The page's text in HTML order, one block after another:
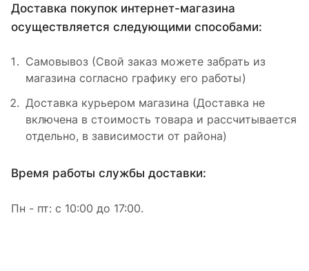
Доставка покупок интернет-магазина
осуществляется следующими способами:
Самовывоз (Свой заказ можете забрать из
магазина согласно графику его работы)
Доставка курьером магазина (Доставка не
включена в стоимость товара и рассчитывается
отдельно, в зависимости от района)
Время работы службы доставки:
Пн - пт: с 10:00 до 17:00.